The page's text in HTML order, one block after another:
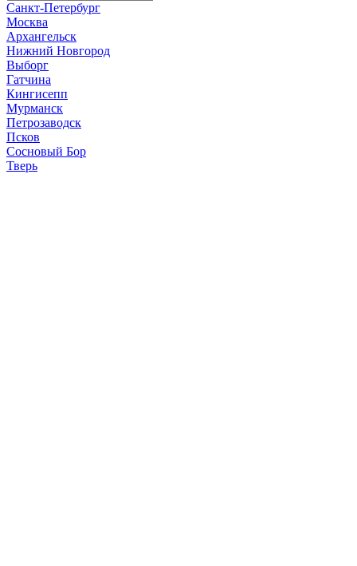
Санкт-Петербург
Москва
Архангельск
Нижний Новгород
Выборг
Гатчина
Кингисепп
Мурманск
Петрозаводск
Псков
Сосновый Бор
Тверь